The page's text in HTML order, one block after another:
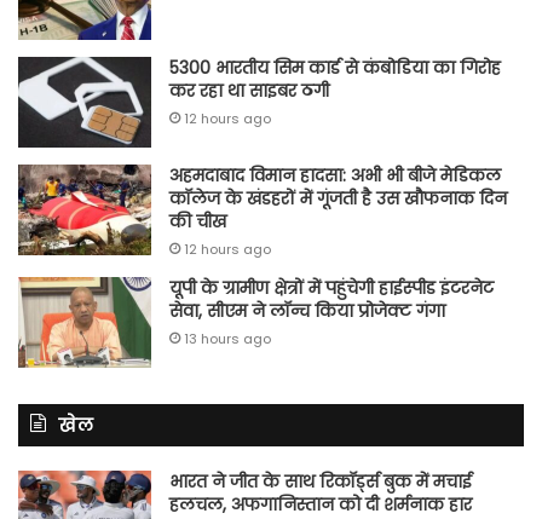
5300 भारतीय सिम कार्ड से कंबोडिया का गिरोह
कर रहा था साइबर ठगी
12 hours ago
अहमदाबाद विमान हादसा: अभी भी बीजे मेडिकल
कॉलेज के खंडहरों में गूंजती है उस खौफनाक दिन
की चीख
12 hours ago
यूपी के ग्रामीण क्षेत्रों में पहुंचेगी हाईस्पीड इंटरनेट
सेवा, सीएम ने लॉन्च किया प्रोजेक्ट गंगा
13 hours ago
खेल
भारत ने जीत के साथ रिकॉर्ड्स बुक में मचाई
हलचल, अफगानिस्तान को दी शर्मनाक हार